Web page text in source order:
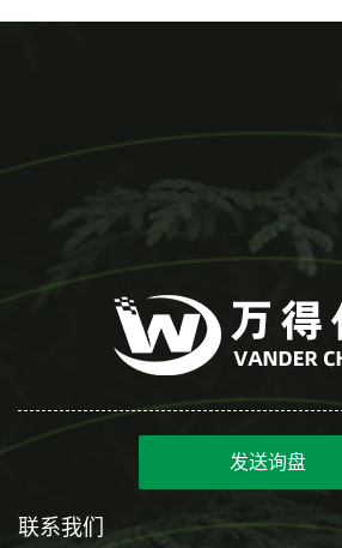
发送询盘
联系我们